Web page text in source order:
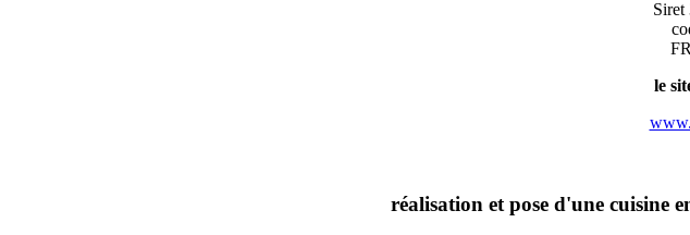
Siret
le
réalisation et pose d'une cuisine